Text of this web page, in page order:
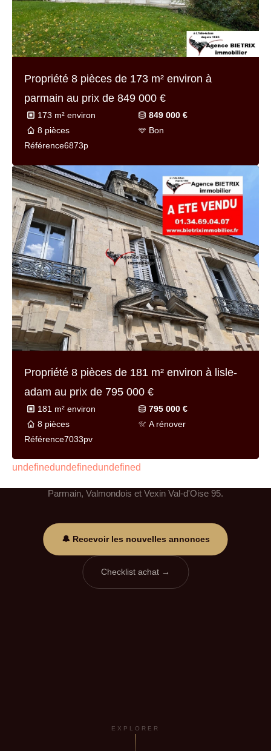
Propriété 8 pièces de 173 m² environ à
parmain au prix de 849 000 €
173 m² environ
849 000 €
8 pièces
Bon
Référence6873p
Propriété 8 pièces de 181 m² environ à lisle-
adam au prix de 795 000 €
181 m² environ
795 000 €
8 pièces
A rénover
Référence7033pv
undefinedundefinedundefined
Propriétés à vendre à
L'Isle-Adam & Parmain et alentours 95 Val-d'Oise
Parmain, Valmondois et Vexin Val-d'Oise 95.
🔔 Recevoir les nouvelles annonces
Checklist achat →
EXPLORER